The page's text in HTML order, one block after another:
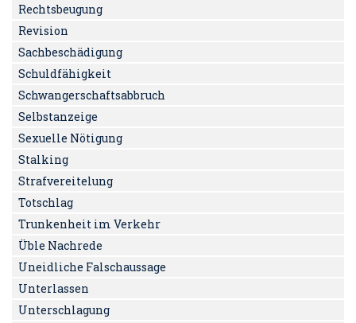
Rechtsbeugung
Revision
Sachbeschädigung
Schuldfähigkeit
Schwangerschaftsabbruch
Selbstanzeige
Sexuelle Nötigung
Stalking
Strafvereitelung
Totschlag
Trunkenheit im Verkehr
Üble Nachrede
Uneidliche Falschaussage
Unterlassen
Unterschlagung